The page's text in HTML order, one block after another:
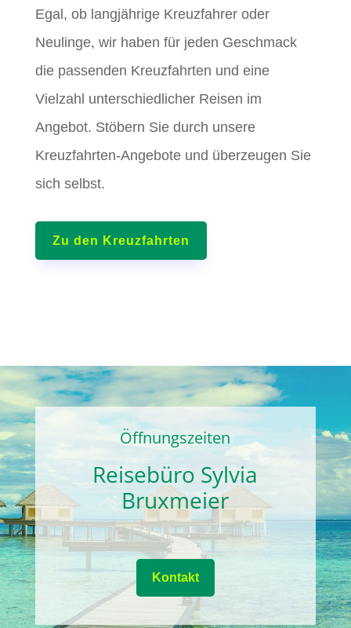
Egal, ob langjährige Kreuzfahrer oder
Neulinge, wir haben für jeden Geschmack
die passenden Kreuzfahrten und eine
Vielzahl unterschiedlicher Reisen im
Angebot. Stöbern Sie durch unsere
Kreuzfahrten-Angebote und überzeugen Sie
sich selbst.
Zu den Kreuzfahrten
Öffnungszeiten
Reisebüro Sylvia
Bruxmeier
Kontakt